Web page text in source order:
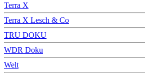
Terra X
Terra X Lesch & Co
TRU DOKU
WDR Doku
Welt